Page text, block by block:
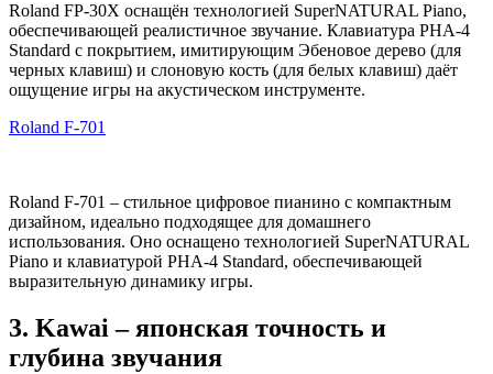
Roland FP-30X оснащён технологией SuperNATURAL Piano,
обеспечивающей реалистичное звучание. Клавиатура PHA-4
Standard с покрытием, имитирующим Эбеновое дерево (для
черных клавиш) и слоновую кость (для белых клавиш) даёт
ощущение игры на акустическом инструменте.
Roland F-701
Roland F-701 – стильное цифровое пианино с компактным
дизайном, идеально подходящее для домашнего
использования. Оно оснащено технологией SuperNATURAL
Piano и клавиатурой PHA-4 Standard, обеспечивающей
выразительную динамику игры.
3. Kawai – японская точность и
глубина звучания